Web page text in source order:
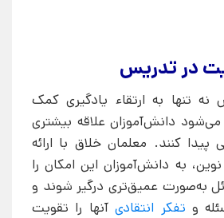
در تدریس
نه تنها به ارتقاء یادگیری کمک
دانش‌آموزان علاقه بیشتری
کنند. معلمان خلاق با ارائه
به دانش‌آموزان این امکان را
به‌صورت عمیق‌تری درگیر شوند و
و تفکر انتقادیآنها را تقویت